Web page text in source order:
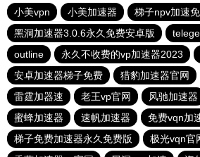
小美vpn
小美加速器 梯子npv加速
黑洞加速器3.0.6永久免费安卓版
outline
永久不收费的vp加速器2023
安卓加速器梯子免费
猎豹加速器官网
雷霆加器速
老王vp官网 风驰加速器
蜜蜂加速器
速帆加速器
免费vqn加
梯子免费加速器永久免费版
极光vqn官